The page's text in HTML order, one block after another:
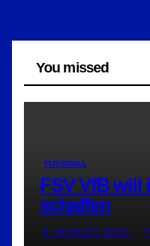
You missed
FUSSBALL
FSV VfB will
schaffen
6. AUGUST 2026